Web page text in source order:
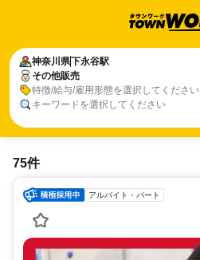
神奈川県下永谷駅
その他販売
特徴/給与/雇用形態を選択してください
キーワードを選択してください
75件
アルバイト・パート